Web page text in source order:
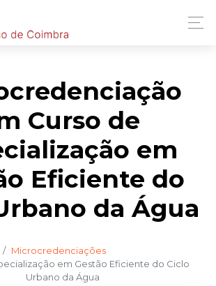
Curso de
em
Eficiente do
da Água
Microcredenciações
em Gestão Eficiente do Ciclo
Urbano da Água